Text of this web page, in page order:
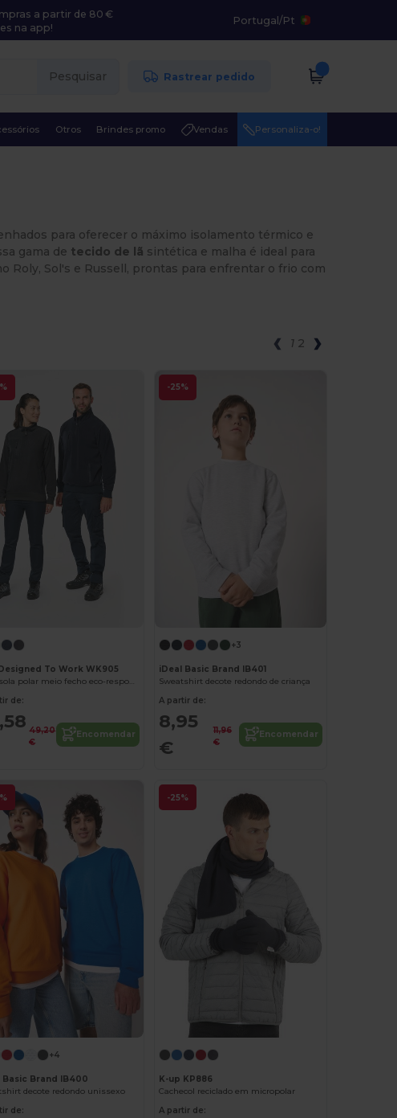
a partir de 80 €
na app!
Portugal/Pt
Pesquisar Rastrear pedido
Otros Brindes promo Vendas Personaliza-o!
para oferecer o máximo isolamento térmico e
gama de tecido de lã sintética e malha é ideal para
Roly, Sol's e Russell, prontas para enfrentar o frio com
1 2
To Work WK905
Camisola polar meio fecho eco-responsável unissexo
de:
49,20
€
Encomendar
-25%
+3
iDeal Basic Brand IB401
Sweatshirt decote redondo de criança
A partir de:
8,95
€
11,96
€
Encomendar
+4
Basic Brand IB400
decote redondo unissexo
de:
-25%
K-up KP886
Cachecol reciclado em micropolar
A partir de: